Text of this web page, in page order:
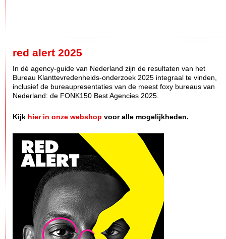
red alert 2025
In dè agency-guide van Nederland zijn de resultaten van het
Bureau Klanttevredenheids-onderzoek 2025 integraal te vinden,
inclusief de bureaupresentaties van de meest foxy bureaus van
Nederland: de FONK150 Best Agencies 2025.
Kijk hier in onze webshop voor alle mogelijkheden.